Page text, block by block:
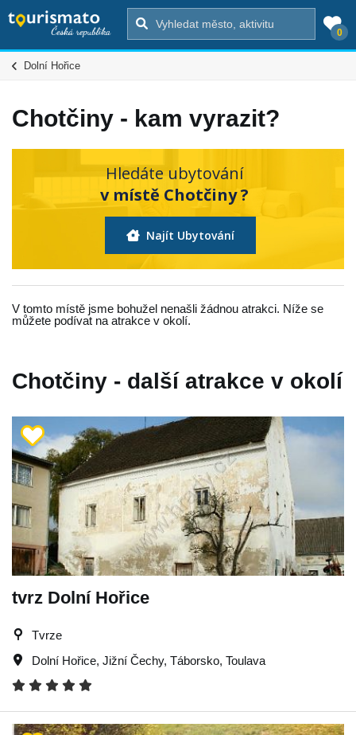
0
Dolní Hořice
Chotčiny - kam vyrazit?
Hledáte ubytování
v místě Chotčiny ?
Najít Ubytování
V tomto místě jsme bohužel nenašli žádnou atrakci. Níže se
můžete podívat na atrakce v okolí.
Chotčiny - další atrakce v okolí
tvrz Dolní Hořice
Tvrze
Dolní Hořice, Jižní Čechy, Táborsko, Toulava